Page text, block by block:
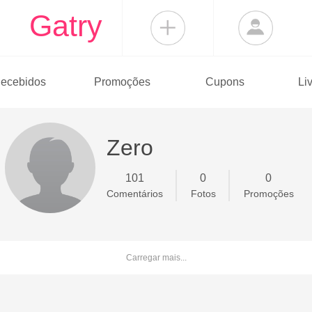
Gatry
Promoções Cupons
Zero
101
Comentários
0
Fotos
0
Promoções
Carregar mais...